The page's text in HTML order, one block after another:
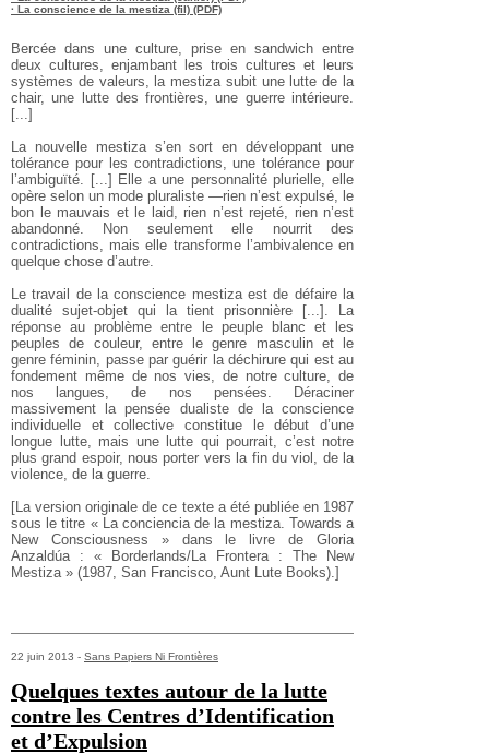
· La conscience de la mestiza (fil) (PDF)
Bercée dans une culture, prise en sandwich entre
deux cultures, enjambant les trois cultures et leurs
systèmes de valeurs, la mestiza subit une lutte de la
chair, une lutte des frontières, une guerre intérieure.
[...]
La nouvelle mestiza s’en sort en développant une
tolérance pour les contradictions, une tolérance pour
l’ambiguïté. [...] Elle a une personnalité plurielle, elle
opère selon un mode pluraliste —rien n’est expulsé, le
bon le mauvais et le laid, rien n’est rejeté, rien n’est
abandonné. Non seulement elle nourrit des
contradictions, mais elle transforme l’ambivalence en
quelque chose d’autre.
Le travail de la conscience mestiza est de défaire la
dualité sujet-objet qui la tient prisonnière [...]. La
réponse au problème entre le peuple blanc et les
peuples de couleur, entre le genre masculin et le
genre féminin, passe par guérir la déchirure qui est au
fondement même de nos vies, de notre culture, de
nos langues, de nos pensées. Déraciner
massivement la pensée dualiste de la conscience
individuelle et collective constitue le début d’une
longue lutte, mais une lutte qui pourrait, c’est notre
plus grand espoir, nous porter vers la fin du viol, de la
violence, de la guerre.
[La version originale de ce texte a été publiée en 1987
sous le titre « La conciencia de la mestiza. Towards a
New Consciousness » dans le livre de Gloria
Anzaldúa : « Borderlands/La Frontera : The New
Mestiza » (1987, San Francisco, Aunt Lute Books).]
22 juin 2013 - Sans Papiers Ni Frontières
Quelques textes autour de la lutte
contre les Centres d’Identification
et d’Expulsion